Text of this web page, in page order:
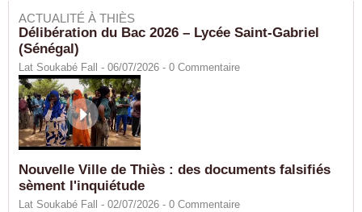
ACTUALITÉ À THIÈS
Délibération du Bac 2026 – Lycée Saint-Gabriel
(Sénégal)
Lat Soukabé Fall - 06/07/2026 - 0 Commentaire
Nouvelle Ville de Thiès : des documents falsifiés
sèment l'inquiétude
Lat Soukabé Fall - 02/07/2026 - 0 Commentaire